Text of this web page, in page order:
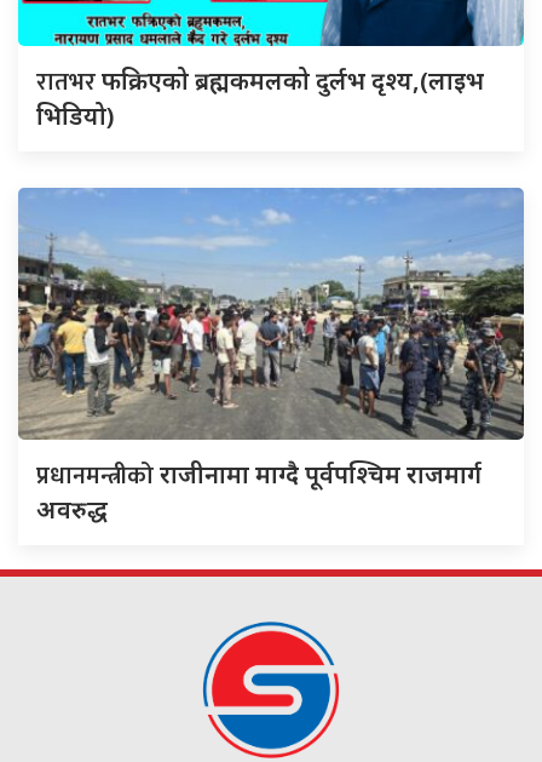
रातभरफक्रिएको ब्रह्मकमलको दुर्लभ दृश्य,(लाइभ
भिडियो)
प्रधानमन्त्रीकोराजीनामा माग्दै पूर्वपश्चिम राजमार्ग
अवरुद्ध